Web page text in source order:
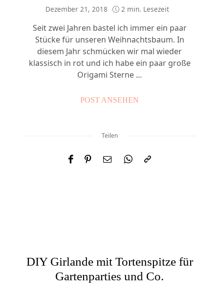
Dezember 21, 2018 2 min. Lesezeit
Seit zwei Jahren bastel ich immer ein paar
Stücke für unseren Weihnachtsbaum. In
diesem Jahr schmücken wir mal wieder
klassisch in rot und ich habe ein paar große
Origami Sterne ...
POST ANSEHEN
Teilen
DIY Girlande mit Tortenspitze für
Gartenparties und Co.